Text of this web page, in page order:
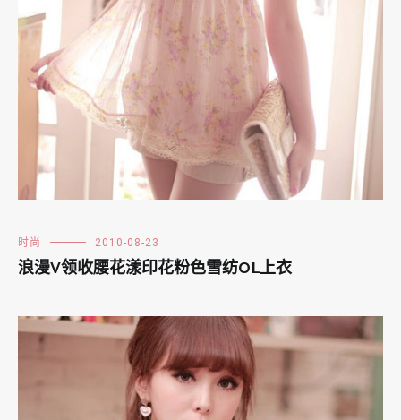
时尚 2010-08-23
浪漫V领收腰花漾印花粉色雪纺OL上衣